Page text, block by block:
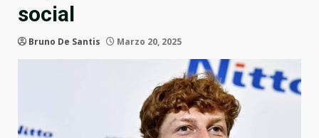
social
Bruno De Santis Marzo 20, 2025